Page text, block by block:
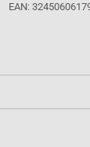
EAN: